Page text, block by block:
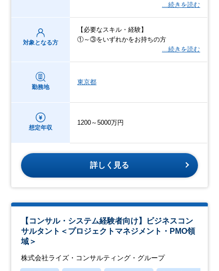
…続きを読む
対象となる方
【必要なスキル・経験】
①～③をいずれかをお持ちの方
…続きを読む
勤務地
東京都
想定年収
1200～5000万円
詳しく見る
【コンサル・システム経験者向け】ビジネスコン
サルタント＜プロジェクトマネジメント・PMO領
域＞
株式会社ライズ・コンサルティング・グループ